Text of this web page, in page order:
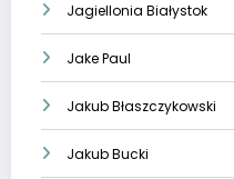
Jagiellonia Białystok
Jake Paul
Jakub Błaszczykowski
Jakub Bucki